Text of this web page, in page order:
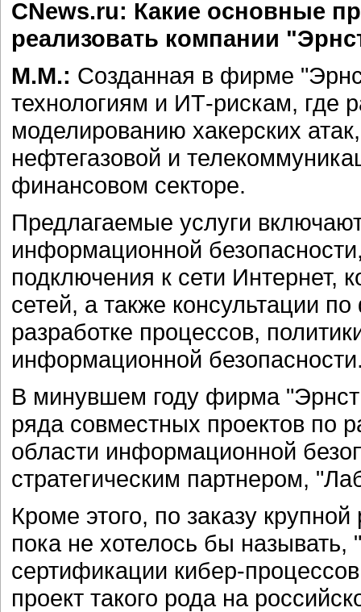
CNews.ru: Какие основные
реализовать компании
М.М.: Созданная в фирме
технологиям и ИТ-рискам, где
моделированию хакерских
нефтегазовой и
финансовом секторе.
Предлагаемые услуги
информационной
подключения к сети Интернет,
сетей, а также консультации
разработке процессов,
информационной
В минувшем году фирма "Эрнст
ряда совместных проектов по
области информационной
стратегическим партнером,
Кроме этого, по заказу
пока не хотелось бы
сертификации кибер-
проект такого рода на